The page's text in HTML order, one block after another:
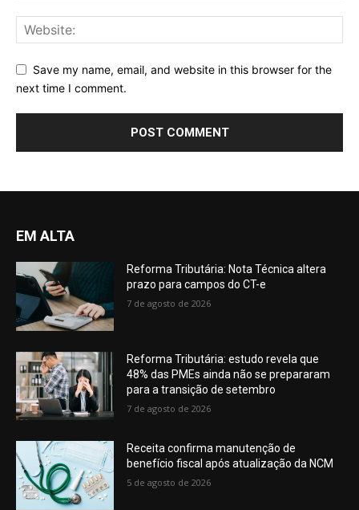
Save my name, email, and website in this browser for the
next time I comment.
EM ALTA
Reforma Tributária: Nota Técnica altera
prazo para campos do CT-e
7 de agosto de 2026
Reforma Tributária: estudo revela que
48% das PMEs ainda não se prepararam
para a transição de setembro
7 de agosto de 2026
Receita confirma manutenção de
benefício fiscal após atualização da NCM
5 de agosto de 2026